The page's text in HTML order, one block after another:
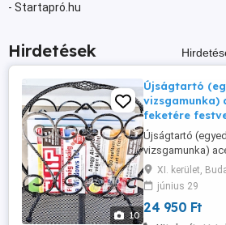
- Startapró.hu
Hirdetések
10
Újságtartó
vizsgamunka)
feketére
Újságtartó
vizsgamunka)
festve, eladó
Egyedi példány:
tömeggyártott.
Mélység: 24 cm
XI. kerület,
június 29
24 950 Ft